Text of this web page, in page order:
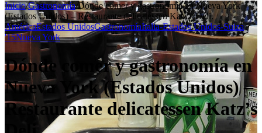
Inicio/Gastronomía/Dónde comer y gastronomía en Nueva York
(Estados Unidos) – Restaurante delicatessen Katz’s Deli.
AméricaEstados UnidosGastronomíaItalia-Estados Unidos-Suiza
'15Nueva York
Dónde comer y gastronomía en
Nueva York (Estados Unidos) –
Restaurante delicatessen Katz’s